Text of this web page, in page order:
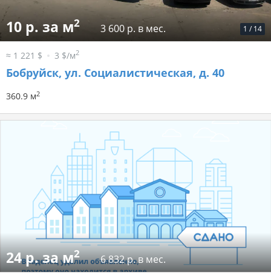
1 / 14
10 р. за м2 3 600 р. в мес.
≈ 1 221 $ 3 $/м2
Бобруйск, ул. Социалистическая, д. 40
360.9 м2
24 р. за м2 6 832 р. в мес.